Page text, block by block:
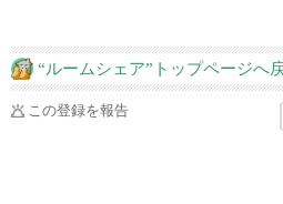
“ルームシェア”トップページへ
この登録を報告